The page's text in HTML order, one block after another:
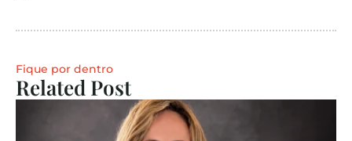
Fique por dentro
Related Post